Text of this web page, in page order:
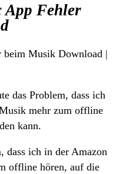
App Fehler
beim Musik Download |
das Problem, dass ich
mehr zum offline
kann.
dass ich in der Amazon
offline hören, auf die